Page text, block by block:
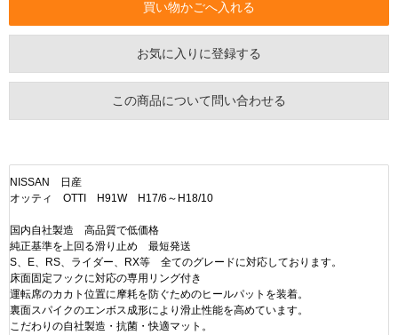
お気に入りに登録する
この商品について問い合わせる
NISSAN 日産
オッティ OTTI H91W H17/6～H18/10
国内自社製造 高品質で低価格
純正基準を上回る滑り止め 最短発送
S、E、RS、ライダー、RX等 全てのグレードに対応しております。
床面固定フックに対応の専用リング付き
運転席のカカト位置に摩耗を防ぐためのヒールパットを装着。
裏面スパイクのエンボス成形により滑止性能を高めています。
こだわりの自社製造・抗菌・快適マット。